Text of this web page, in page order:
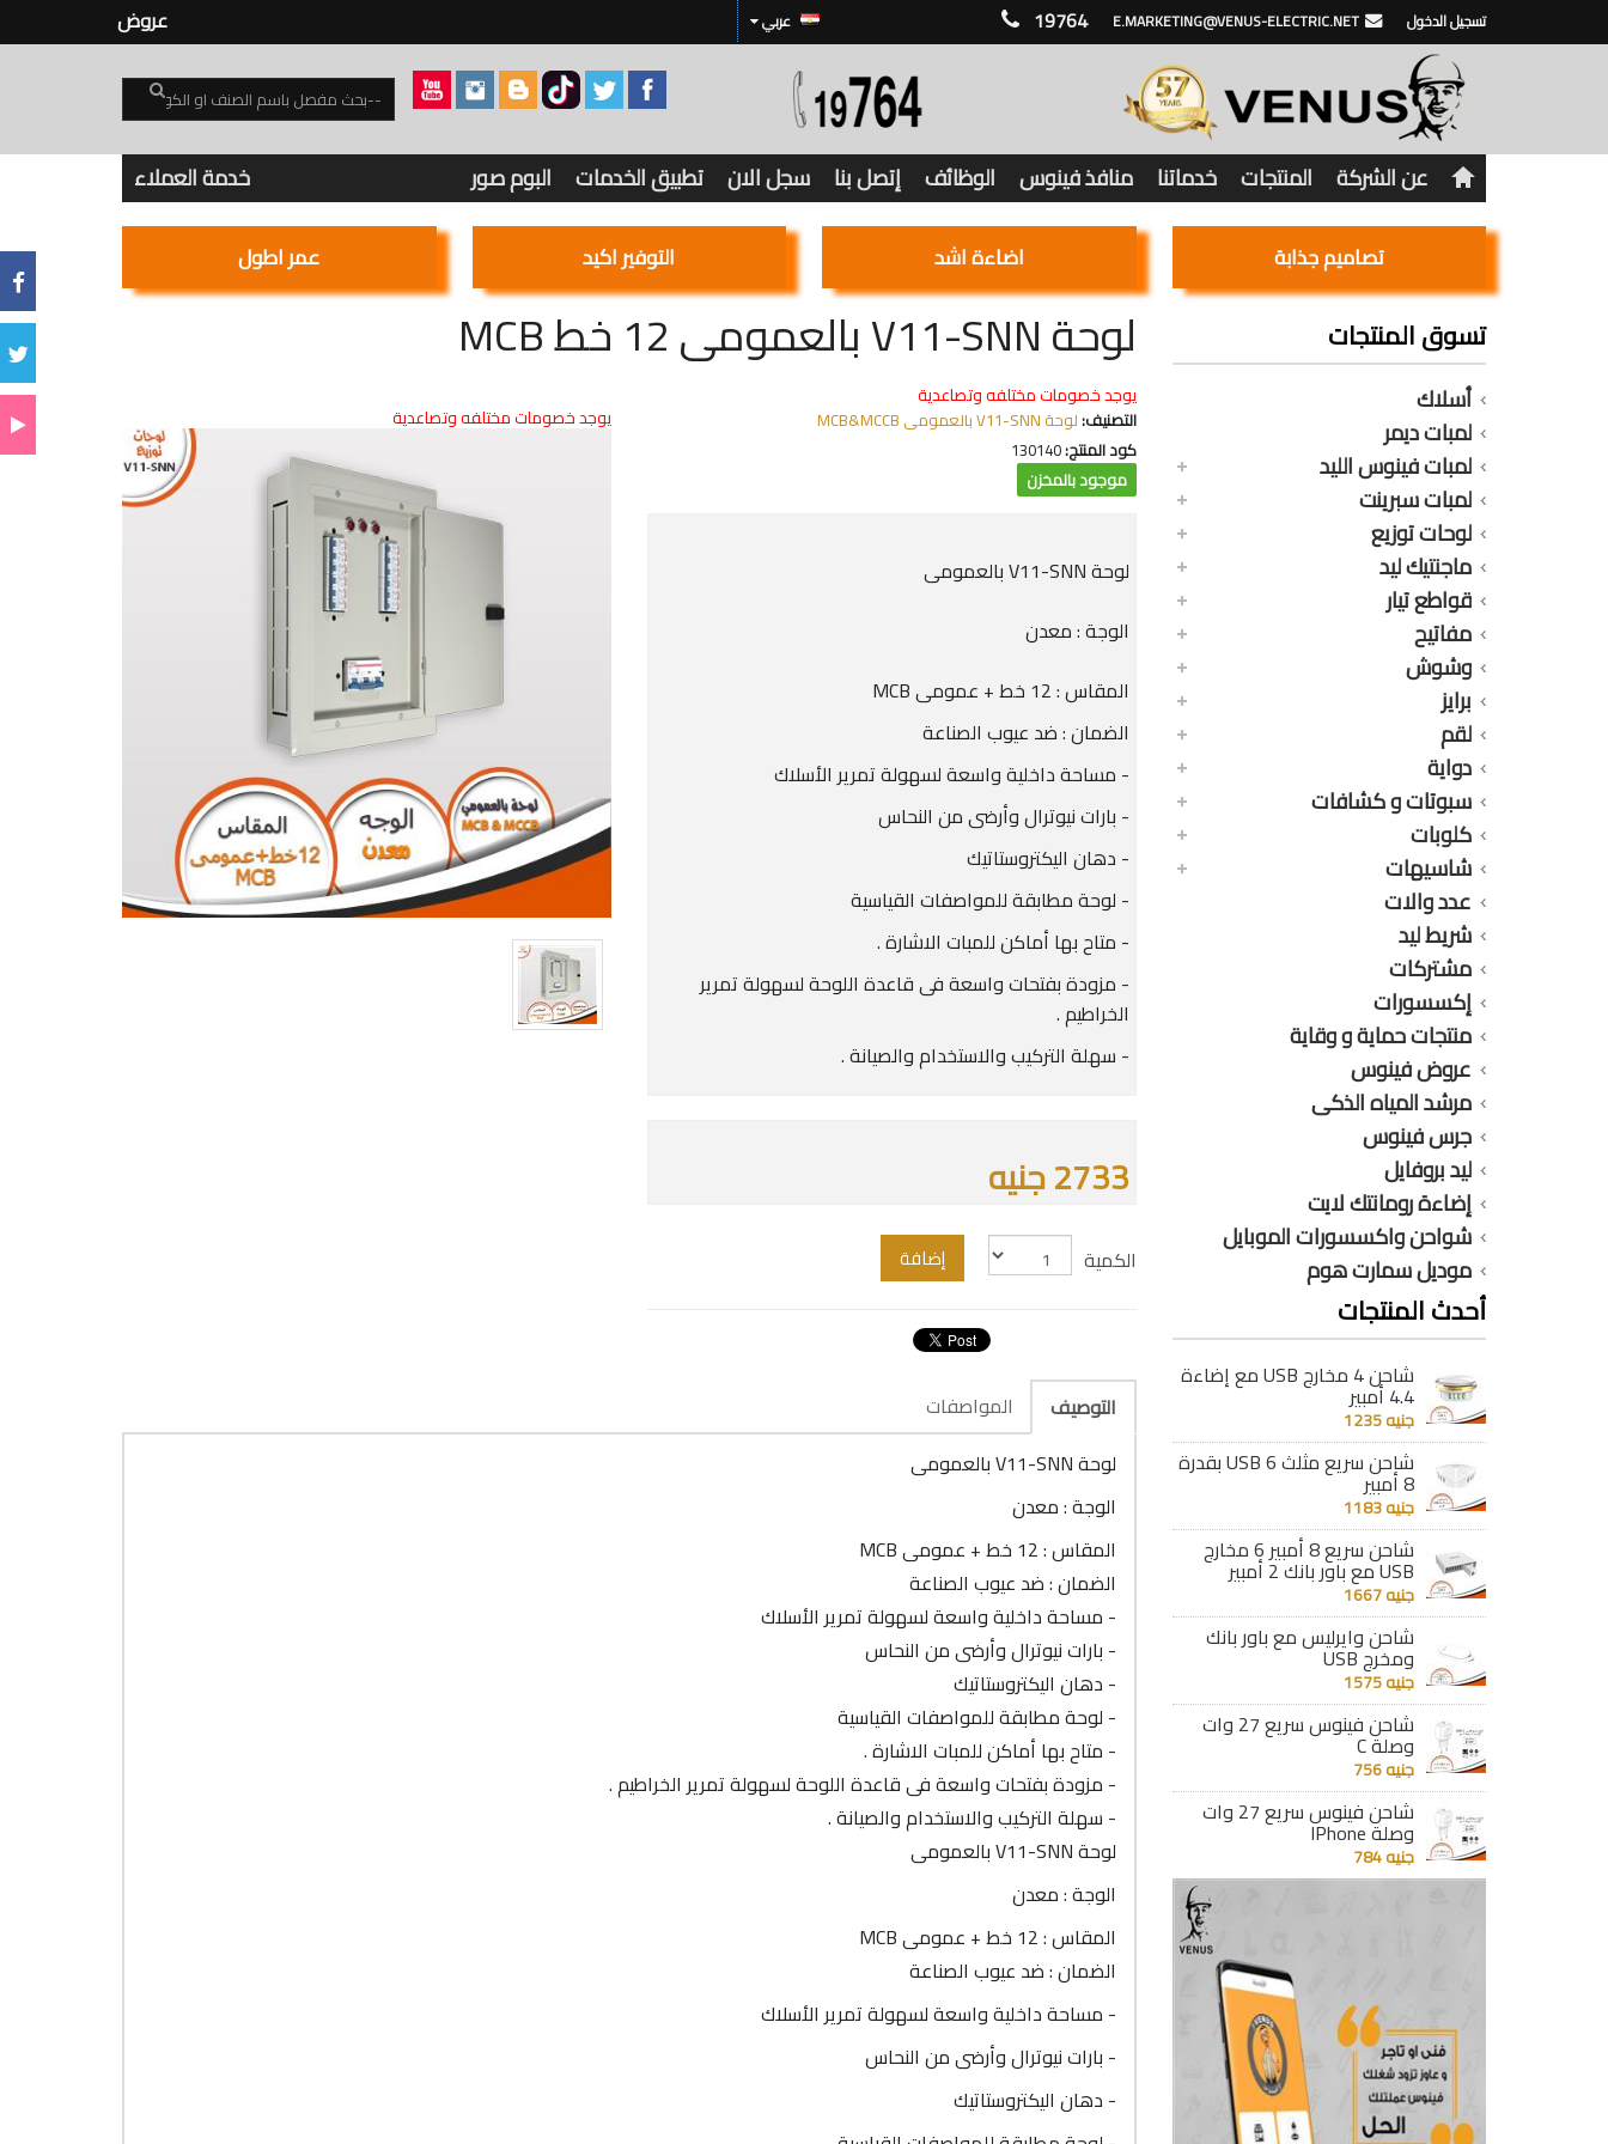
19764 E.MARKETING@VENUS-ELECTRIC.NET تسجيل الدخول عربي عروض
عن الشركة المنتجات خدماتنا منافذ فينوس الوظائف إتصل بنا سجل الان تطبيق الخدمات البوم صور خدمة العملاء
تصاميم جذابة اضاءة اشد التوفير اكيد عمر اطول
تسوق المنتجات
أسلاك
لمبات ديمر
لمبات فينوس الليد
لمبات سبرينت
لوحات توزيع
ماجنتيك ليد
قواطع تيار
مفاتيح
وشوش
برايز
لقم
دواية
سبوتات و كشافات
كلوبات
شاسيهات
عدد والات
شريط ليد
مشتركات
إكسسورات
منتجات حماية و وقاية
عروض فينوس
مرشد المياه الذكى
جرس فينوس
ليد بروفايل
إضاءة رومانتك لايت
شواحن واكسسورات الموبايل
موديل سمارت هوم
أحدث المنتجات
شاحن 4 مخارج USB مع إضاءة
4.4 أمبير
جنيه 1235
شاحن سريع مثلث 6 USB بقدرة
8 أمبير
جنيه 1183
شاحن سريع 8 أمبير 6 مخارج
USB مع باور بانك 2 أمبير
جنيه 1667
شاحن وايرليس مع باور بانك
ومخرج USB
جنيه 1575
شاحن فينوس سريع 27 وات
وصلة C
جنيه 756
شاحن فينوس سريع 27 وات
وصلة IPhone
جنيه 784
لوحة V11-SNN بالعمومى 12 خط MCB
يوجد خصومات مختلفه وتصاعدية
التصنيف:لوحة V11-SNN بالعمومى MCB&MCCB
كود المنتج:130140
موجود بالمخزن
لوحة V11-SNN بالعمومى
الوجة : معدن
المقاس : 12 خط + عمومى MCB
الضمان : ضد عيوب الصناعة
- مساحة داخلية واسعة لسهولة تمرير الأسلاك
- بارات نيوترال وأرضى من النحاس
- دهان اليكتروستاتيك
- لوحة مطابقة للمواصفات القياسية
- متاح بها أماكن للمبات الاشارة .
- مزودة بفتحات واسعة فى قاعدة اللوحة لسهولة تمرير
الخراطيم .
- سهلة التركيب والاستخدام والصيانة .
2733 جنيه
الكمية إضافة
يوجد خصومات مختلفه وتصاعدية
التوصيف
المواصفات
لوحة V11-SNN بالعمومى
الوجة : معدن
المقاس : 12 خط + عمومى MCB
الضمان : ضد عيوب الصناعة
- مساحة داخلية واسعة لسهولة تمرير الأسلاك
- بارات نيوترال وأرضى من النحاس
- دهان اليكتروستاتيك
- لوحة مطابقة للمواصفات القياسية
- متاح بها أماكن للمبات الاشارة .
- مزودة بفتحات واسعة فى قاعدة اللوحة لسهولة تمرير الخراطيم .
- سهلة التركيب والاستخدام والصيانة .
لوحة V11-SNN بالعمومى
الوجة : معدن
المقاس : 12 خط + عمومى MCB
الضمان : ضد عيوب الصناعة
- مساحة داخلية واسعة لسهولة تمرير الأسلاك
- بارات نيوترال وأرضى من النحاس
- دهان اليكتروستاتيك